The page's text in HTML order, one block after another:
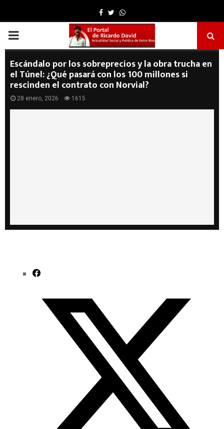
Facebook
TwitterWhatsapp
PRIMARY
MENU
Escándalo por los sobreprecios y la obra trucha en
el Túnel: ¿Qué pasará con los 100 millones si
rescinden el contrato con Norvial?
28 enero, 2026 1615